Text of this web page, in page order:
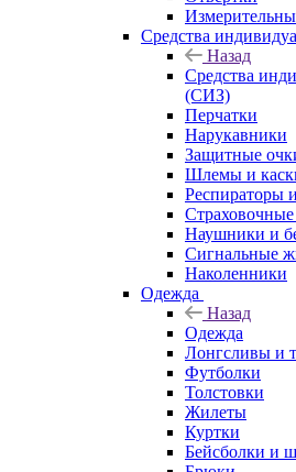
Средства
Назад
Средства
(СИЗ)
Перчатки
Нарукавники
Защитные
Шлемы и
Респираторы
Наушники и
Сигнальные
Наколенники
Одежда
Назад
Одежда
Лонгсливы и
Футболки
Толстовки
Жилеты
Куртки
Бейсболки и